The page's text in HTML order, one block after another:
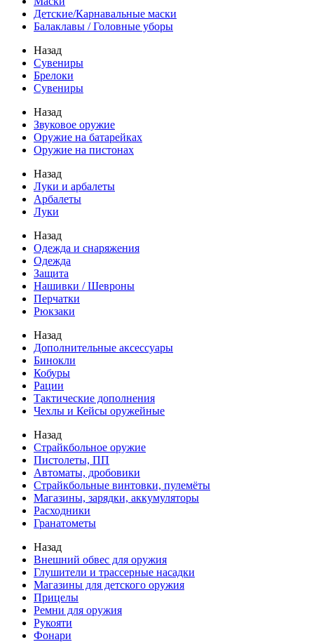
Детские/Карнавальные маски
Балаклавы / Головные уборы
Назад
Сувениры
Брелоки
Сувениры
Назад
Звуковое оружие
Оружие на батарейках
Оружие на пистонах
Назад
Луки и арбалеты
Арбалеты
Луки
Назад
Одежда и снаряжения
Одежда
Защита
Нашивки / Шевроны
Перчатки
Рюкзаки
Назад
Дополнительные аксессуары
Бинокли
Кобуры
Рации
Тактические дополнения
Чехлы и Кейсы оружейные
Назад
Страйкбольное оружие
Пистолеты, ПП
Автоматы, дробовики
Страйкбольные винтовки, пулемёты
Магазины, зарядки, аккумуляторы
Расходники
Гранатометы
Назад
Внешний обвес для оружия
Глушители и трассерные насадки
Магазины для детского оружия
Прицелы
Ремни для оружия
Рукояти
Фонари